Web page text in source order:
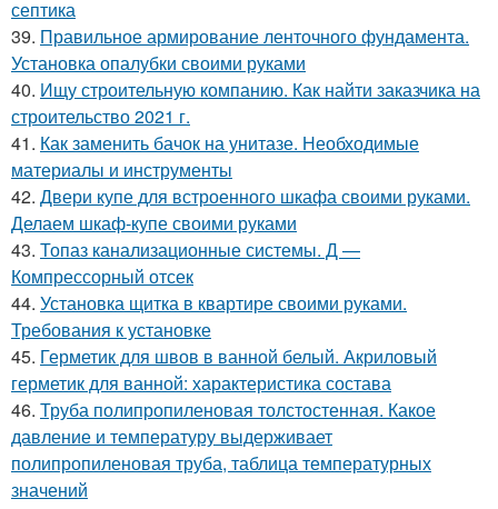
септика
39. Правильное армирование ленточного фундамента.
Установка опалубки своими руками
40. Ищу строительную компанию. Как найти заказчика на
строительство 2021 г.
41. Как заменить бачок на унитазе. Необходимые
материалы и инструменты
42. Двери купе для встроенного шкафа своими руками.
Делаем шкаф-купе своими руками
43. Топаз канализационные системы. Д —
Компрессорный отсек
44. Установка щитка в квартире своими руками.
Требования к установке
45. Герметик для швов в ванной белый. Акриловый
герметик для ванной: характеристика состава
46. Труба полипропиленовая толстостенная. Какое
давление и температуру выдерживает
полипропиленовая труба, таблица температурных
значений